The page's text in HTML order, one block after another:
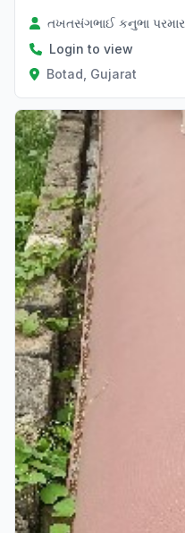
તખતસંગભાઈ કનુભા પરમાર
Login to view
Botad, Gujarat